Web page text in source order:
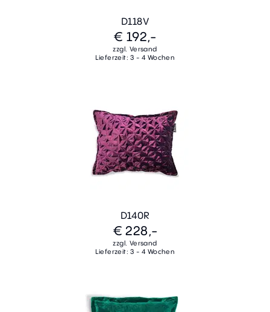
D118V
€ 192,-
zzgl. Versand
Lieferzeit: 3 - 4 Wochen
D140R
€ 228,-
zzgl. Versand
Lieferzeit: 3 - 4 Wochen